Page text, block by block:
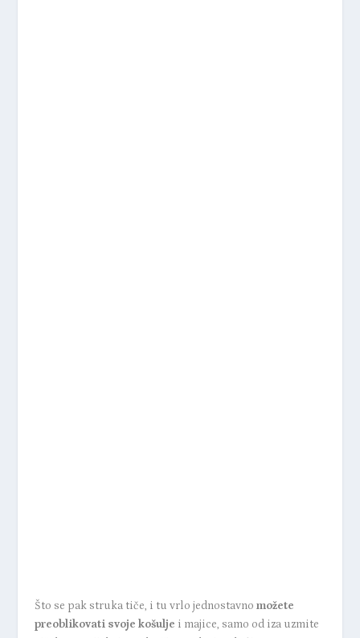
Što se pak struka tiče, i tu vrlo jednostavno možete
preoblikovati svoje košulje i majice, samo od iza uzmite